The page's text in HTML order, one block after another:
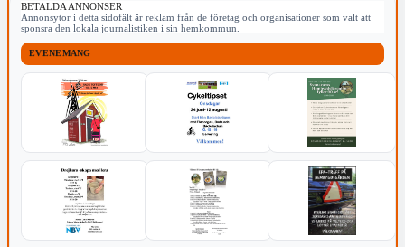
BETALDA ANNONSER
Annonsytor i detta sidofält är reklam från de företag och organisationer som valt att
sponsra den lokala journalistiken i sin hemkommun.
EVENEMANG